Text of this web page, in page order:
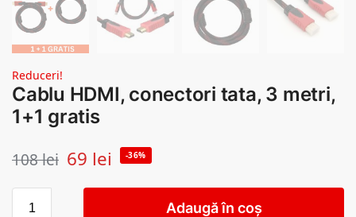
Reduceri!
Cablu HDMI, conectori tata, 3 metri,
1+1 gratis
108lei 69 lei -36%
Adaugă în coș